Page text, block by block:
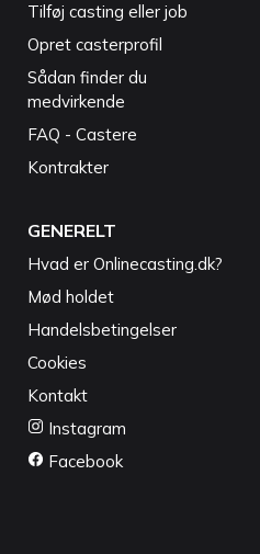
Tilføj casting eller job
Opret casterprofil
Sådan finder du
medvirkende
FAQ - Castere
Kontrakter
GENERELT
Hvad er Onlinecasting.dk?
Mød holdet
Handelsbetingelser
Cookies
Kontakt
Instagram
Facebook